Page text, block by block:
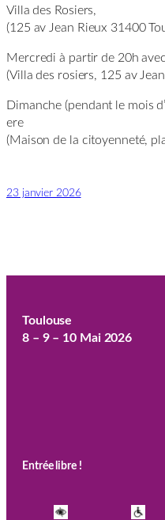
Villa des Rosiers,
(125 av Jean Rieux 31400
Mercredi à partir de 20h
(Villa des rosiers, 125 av
Dimanche (pendant le mois
ere
(Maison de la citoyenneté,
23 janvier 2026
Toulouse
8 – 9 – 10 Mai 2026
Entrée libre !